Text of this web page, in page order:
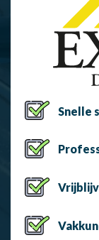
Snelle